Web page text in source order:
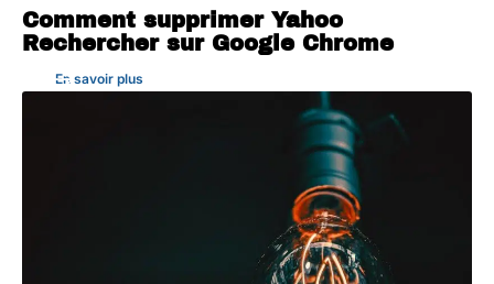
Comment supprimer Yahoo
Rechercher sur Google Chrome
En savoir plus